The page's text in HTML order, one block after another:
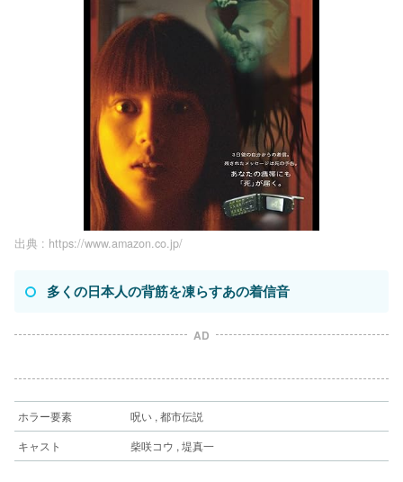
出典 : https://www.amazon.co.jp/
多くの日本人の背筋を凍らすあの着信音
AD
ホラー要素
呪い , 都市伝説
キャスト
柴咲コウ , 堤真一